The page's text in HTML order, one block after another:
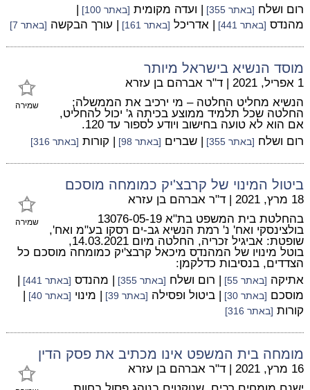
רום ושלח [באתר 355] | ועדה מקומית [באתר 100]
|
מהנדס [באתר 441] | אדריכל [באתר 161] | עורך הבקשה [באתר 7]
מוסד הנשיא בישראל מיותר
שמירה
1 אפריל, 2021 | ד"ר אברהם בן עזרא
הנשיא מחליט החלטה – מי ירכיב את הממשלה;
החלטה שכל תלמיד ממוצע בכיתה ג' יכול להחליט,
אם הוא לא טועה בחישוב ויודע לספור עד 120.
רום ושלח [באתר 355] | שברים [באתר 98] | קורות [באתר 316]
ביטול המינוי של קרבצ'יק כמומחה מוסכם
שמירה
18 מרץ, 2021 | ד"ר אברהם בן עזרא
בהחלטת בית המשפט בת"א 13076-05-19
בולצינסקי ואח' נ' רמת הנשיא גב-ים רסקו בע"מ ואח',
שופטת: אביגיל זכריה, החלטה מיום 14.03.2021,
בוטל מינויו של המהנדס מיכאל קרבצ'יק כמומחה מוסכם כל
הצדדים, בנסיבות כדלקמן:
אתיקה [באתר 55] | רום ושלח [באתר 355] | מהנדס [באתר 441]
|
מוסכם [באתר 30] | ביטול ופסילה [באתר 39] | מינוי [באתר 40]
|
קורות [באתר 316]
מומחה בית המשפט אינו מכתיב את פסק הדין
16 מרץ, 2021 | ד"ר אברהם בן עזרא